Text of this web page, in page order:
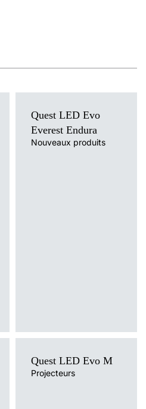
Quest LED Evo
Everest Endura
Nouveaux produits
Quest LED Evo M
Projecteurs